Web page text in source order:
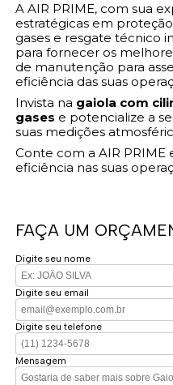
A AIR PRIME, com sua
estratégicas em
gases e resgate técnico
para fornecer os
de manutenção para
eficiência das suas
Invista na gaiola com
gases e potencialize a
suas medições
Conte com a AIR PRIME
eficiência nas suas
FAÇA UM
Digite seu nome
Digite seu email
Digite seu telefone
Mensagem